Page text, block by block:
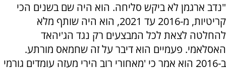
"נדב ארגמן לא ביקש סליחה. הוא היה שם בשנים הכי
קריטיות, מ-2016 עד 2021, הוא היה שותף מלא
להחלטה לצאת לכל המבצעים רק נגד הג'יהאד
האסלאמי. פעמיים הוא דיבר על זה שחמאס מורתע.
ב-2016 הוא אמר כי 'מאחורי רוב הירי מעזה עומדים גורמי